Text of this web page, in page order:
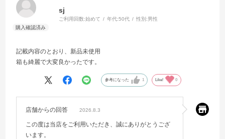
sj
ご利用回数:始めて 年代:50代 性別:男性
記載内容のとおり、新品未使用
箱も綺麗で大変良かったです。
参考になった 1 Like! 0
店舗からの回答 2026.8.3
この度は当店をご利用いただき、誠にありがとうござ
います。